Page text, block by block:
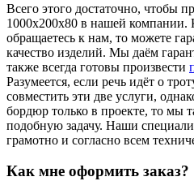
Всего этого достаточно, чтобы
1000х200х80 в нашей
обращаетесь к нам, то можете
качество изделий. Мы даём
также всегда готовы произвести
Разумеется, если речь идёт о
совместить эти две услуги,
бордюр только в проекте, то мы
подобную задачу. Наши
грамотно и согласно всем
Как мне оформить заказ?